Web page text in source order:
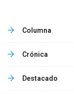
Columna
Crónica
Destacado